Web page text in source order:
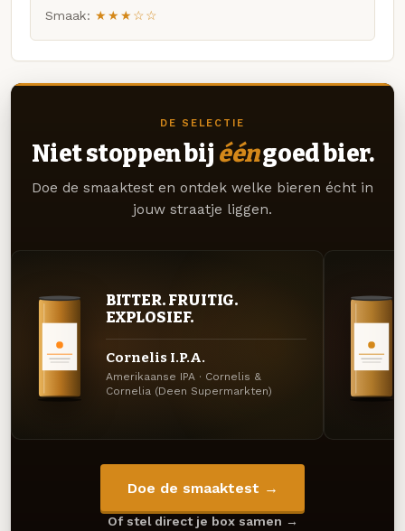
Smaak: ★★★☆☆
DE SELECTIE
Niet stoppen bij ééngoed bier.
Doe de smaaktest en ontdek welke bieren écht in
jouw straatje liggen.
BITTER. FRUITIG.
EXPLOSIEF.
Cornelis I.P.A.
Amerikaanse IPA · Cornelis &
Cornelia (Deen Supermarkten)
Doe de smaaktest →
Of stel direct je box samen →